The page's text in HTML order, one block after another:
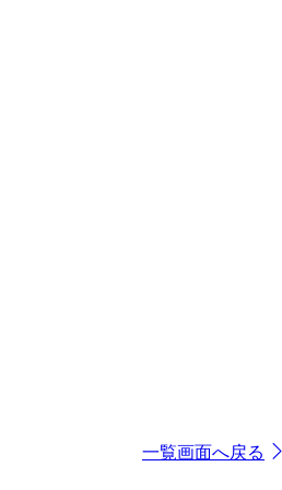
一覧画面へ戻る